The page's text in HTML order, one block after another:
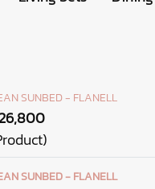
SUNBED - FLANELL
SUNBED - FLANELL